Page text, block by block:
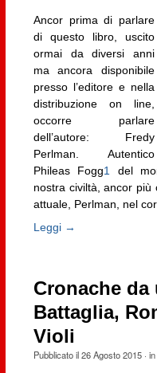
Ancor prima di parlare
di questo libro, uscito
ormai da diversi anni
ma ancora disponibile
presso l’editore e nella
distribuzione on line,
occorre parlare
dell’autore: Fredy
Perlman. Autentico
Phileas Fogg1
del
nostra civiltà, ancor
attuale, Perlman, nel
Leggi →
Cronache da
Battaglia,
Violi
Pubblicato il26 Agosto 2015· in